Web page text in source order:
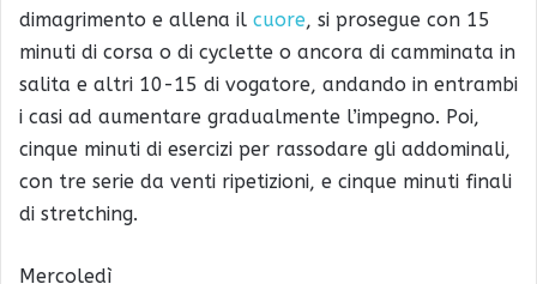
dimagrimento e allena il cuore, si prosegue con 15
minuti di corsa o di cyclette o ancora di camminata in
salita e altri 10-15 di vogatore, andando in entrambi
i casi ad aumentare gradualmente l’impegno. Poi,
cinque minuti di esercizi per rassodare gli addominali,
con tre serie da venti ripetizioni, e cinque minuti finali
di stretching.
Mercoledì